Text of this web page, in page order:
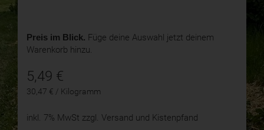
Preis im Blick. Füge deine Auswahl jetzt deinem
Warenkorb hinzu.
5,49 €
30,47 € / Kilogramm
inkl. 7% MwSt zzgl. Versand und Kistenpfand